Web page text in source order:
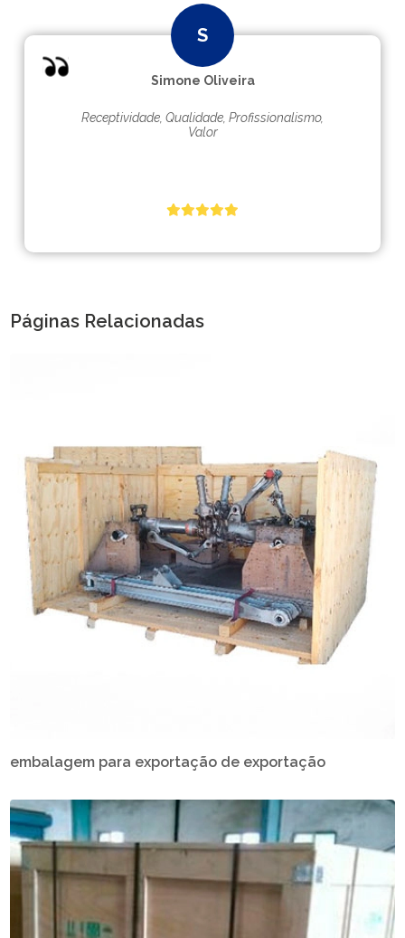
Simone Oliveira
Receptividade, Qualidade, Profissionalismo,
Valor
Páginas Relacionadas
embalagem para exportação de exportação